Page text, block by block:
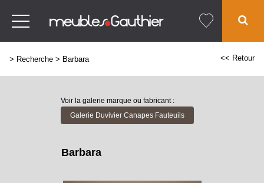
> Recherche > Barbara << Retour
Voir la galerie marque ou fabricant :
Galerie Duvivier Canapes Fauteuils
Barbara